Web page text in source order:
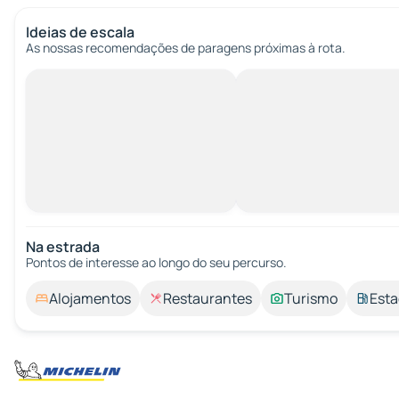
Ideias de escala
As nossas recomendações de paragens próximas à rota.
Na estrada
Pontos de interesse ao longo do seu percurso.
Alojamentos Restaurantes Turismo